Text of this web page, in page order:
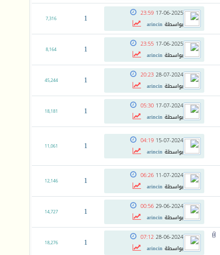
17-06-2025
23:59
بواسطةarincin
1
7,316
17-06-2025
23:55
بواسطةarincin
1
8,164
28-07-2024
20:23
بواسطةarincin
1
45,244
17-07-2024
05:30
بواسطةarincin
1
18,181
15-07-2024
04:19
بواسطةarincin
1
11,061
11-07-2024
06:26
بواسطةarincin
1
12,146
29-06-2024
00:56
بواسطةarincin
1
14,727
28-06-2024
07:12
بواسطةarincin
1
18,276